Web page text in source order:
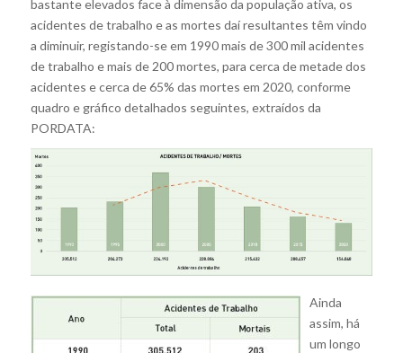
bastante elevados face à dimensão da população ativa, os
acidentes de trabalho e as mortes daí resultantes têm vindo
a diminuir, registando-se em 1990 mais de 300 mil acidentes
de trabalho e mais de 200 mortes, para cerca de metade dos
acidentes e cerca de 65% das mortes em 2020, conforme
quadro e gráfico detalhados seguintes, extraídos da
PORDATA:
Ainda
assim, há
um longo